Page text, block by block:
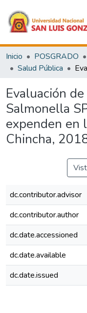
Inicio POSGRADO
Salud Pública
Evaluación
Salmonella
expenden en
Chincha,
dc.contributor.advisor
dc.contributor.author
dc.date.accessioned
dc.date.available
dc.date.issued